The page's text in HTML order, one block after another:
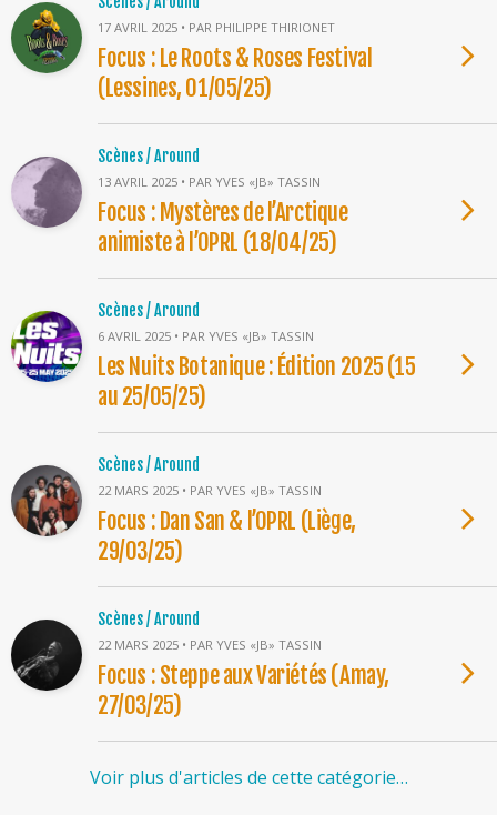
17 AVRIL 2025 • PAR PHILIPPE THIRIONET
Focus : Le Roots & Roses Festival
(Lessines, 01/05/25)
Scènes / Around
13 AVRIL 2025 • PAR YVES «JB» TASSIN
Focus : Mystères de l’Arctique
animiste à l’OPRL (18/04/25)
Scènes / Around
6 AVRIL 2025 • PAR YVES «JB» TASSIN
Les Nuits Botanique : Édition 2025 (15
au 25/05/25)
Scènes / Around
22 MARS 2025 • PAR YVES «JB» TASSIN
Focus : Dan San & l’OPRL (Liège,
29/03/25)
Scènes / Around
22 MARS 2025 • PAR YVES «JB» TASSIN
Focus : Steppe aux Variétés (Amay,
27/03/25)
Voir plus d'articles de cette catégorie…